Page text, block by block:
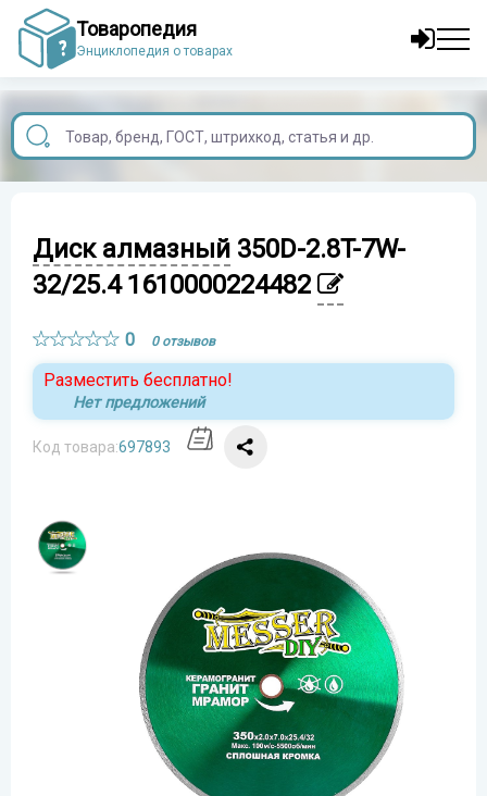
Товаропедия
Энциклопедия о товарах
Диск алмазный 350D-2.8T-7W-
32/25.4 1610000224482
0 0 отзывов
Разместить бесплатно!
Нет предложений
Код товара:697893